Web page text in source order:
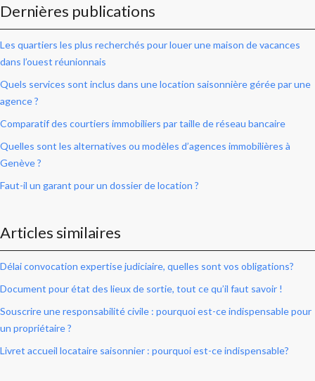
Dernières publications
Les quartiers les plus recherchés pour louer une maison de vacances
dans l’ouest réunionnais
Quels services sont inclus dans une location saisonnière gérée par une
agence ?
Comparatif des courtiers immobiliers par taille de réseau bancaire
Quelles sont les alternatives ou modèles d’agences immobilières à
Genève ?
Faut-il un garant pour un dossier de location ?
Articles similaires
Délai convocation expertise judiciaire, quelles sont vos obligations?
Document pour état des lieux de sortie, tout ce qu’il faut savoir !
Souscrire une responsabilité civile : pourquoi est-ce indispensable pour
un propriétaire ?
Livret accueil locataire saisonnier : pourquoi est-ce indispensable?